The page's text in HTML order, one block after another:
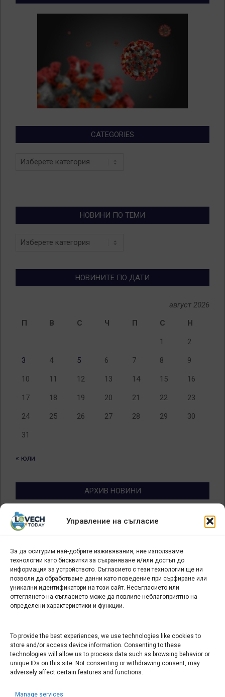
Управление на съгласие
За да осигурим най-добрите изживявания, ние използваме
технологии като бисквитки за съхраняване и/или достъп до
информация за устройството. Съгласието с тези технологии ще ни
позволи да обработваме данни като поведение при сърфиране или
уникални идентификатори на този сайт. Несъгласието или
оттеглянето на съгласието може да повлияе неблагоприятно на
определени характеристики и функции.
To provide the best experiences, we use technologies like cookies to
store and/or access device information. Consenting to these
technologies will allow us to process data such as browsing behavior or
unique IDs on this site. Not consenting or withdrawing consent, may
adversely affect certain features and functions.
Manage services
CATEGORIES
Categories
НОВИНИ ПО ТЕМИ
Новини
НОВИНИТЕ ПО ДАТИ
август 2026
П
В С Ч П С Н
1 2
3 4 5 6 7 8 9
10 11 12 13 14 15 16
17 18 19 20 21 22 23
24 25 26 27 28 29 30
31
« юли
АРХИВ НОВИНИ
Архив
новини
БИЗНЕС
Арт галерия "Мостове" – магазин за изкуство
СЕВЕРОЗАПАДА ИНФОРМАЦИОНЕН БИЗНЕС
ТУРИСТИЧЕСКИ КЛЪСТЕР
ИНСТИТУЦИИ В ЛОВЕЧ
Административен съд Ловеч
Областна администрация Ловеч